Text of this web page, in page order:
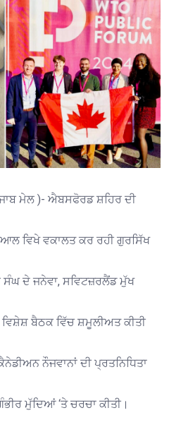
ਮੇਲ )- ਐਬਸਫੋਰਡ ਸ਼ਹਿਰ ਦੀ
ਵਿਖੇ ਵਕਾਲਤ ਕਰ ਰਹੀ ਗੁਰਸਿੱਖ
ਸੰਘ ਦੇ ਜਨੇਵਾ, ਸਵਿਟਜ਼ਰਲੈਂਡ ਮੁੱਖ
ਬੈਠਕ ਵਿੱਚ ਸ਼ਮੂਲੀਅਤ ਕੀਤੀ
ਨੌਜਵਾਨਾਂ ਦੀ ਪ੍ਰਤਨਿਧਿਤਾ
ਮੁੱਦਿਆਂ ‘ਤੇ ਚਰਚਾ ਕੀਤੀ।